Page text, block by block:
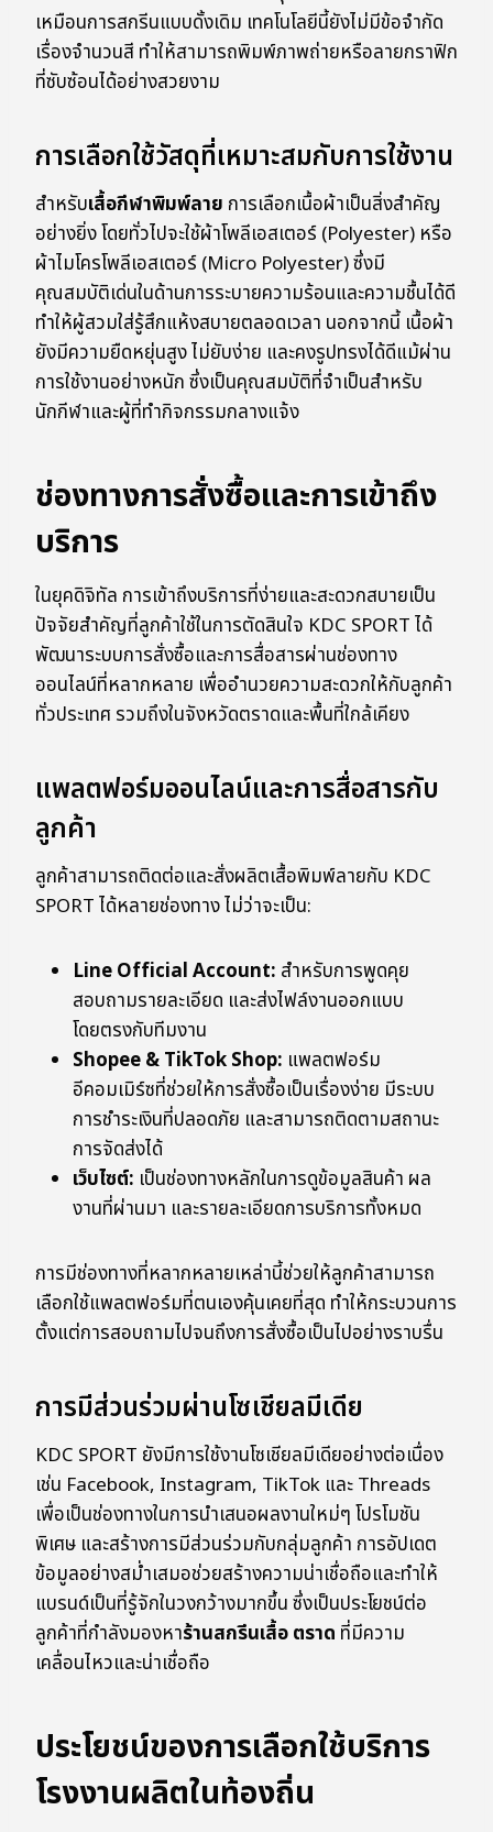
เหมือนการสกรีนแบบดั้งเดิม เทคโนโลยีนี้ยังไม่มีข้อจำกัด
เรื่องจำนวนสี ทำให้สามารถพิมพ์ภาพถ่ายหรือลายกราฟิก
ที่ซับซ้อนได้อย่างสวยงาม
การเลือกใช้วัสดุที่เหมาะสมกับการใช้งาน
สำหรับเสื้อกีฬาพิมพ์ลาย การเลือกเนื้อผ้าเป็นสิ่งสำคัญ
อย่างยิ่ง โดยทั่วไปจะใช้ผ้าโพลีเอสเตอร์ (Polyester) หรือ
ผ้าไมโครโพลีเอสเตอร์ (Micro Polyester) ซึ่งมี
คุณสมบัติเด่นในด้านการระบายความร้อนและความชื้นได้ดี
ทำให้ผู้สวมใส่รู้สึกแห้งสบายตลอดเวลา นอกจากนี้ เนื้อผ้า
ยังมีความยืดหยุ่นสูง ไม่ยับง่าย และคงรูปทรงได้ดีแม้ผ่าน
การใช้งานอย่างหนัก ซึ่งเป็นคุณสมบัติที่จำเป็นสำหรับ
นักกีฬาและผู้ที่ทำกิจกรรมกลางแจ้ง
ช่องทางการสั่งซื้อและการเข้าถึง
บริการ
ในยุคดิจิทัล การเข้าถึงบริการที่ง่ายและสะดวกสบายเป็น
ปัจจัยสำคัญที่ลูกค้าใช้ในการตัดสินใจ KDC SPORT ได้
พัฒนาระบบการสั่งซื้อและการสื่อสารผ่านช่องทาง
ออนไลน์ที่หลากหลาย เพื่ออำนวยความสะดวกให้กับลูกค้า
ทั่วประเทศ รวมถึงในจังหวัดตราดและพื้นที่ใกล้เคียง
แพลตฟอร์มออนไลน์และการสื่อสารกับ
ลูกค้า
ลูกค้าสามารถติดต่อและสั่งผลิตเสื้อพิมพ์ลายกับ KDC
SPORT ได้หลายช่องทาง ไม่ว่าจะเป็น:
Line Official Account: สำหรับการพูดคุย
สอบถามรายละเอียด และส่งไฟล์งานออกแบบ
โดยตรงกับทีมงาน
Shopee & TikTok Shop: แพลตฟอร์ม
อีคอมเมิร์ซที่ช่วยให้การสั่งซื้อเป็นเรื่องง่าย มีระบบ
การชำระเงินที่ปลอดภัย และสามารถติดตามสถานะ
การจัดส่งได้
เว็บไซต์: เป็นช่องทางหลักในการดูข้อมูลสินค้า ผล
งานที่ผ่านมา และรายละเอียดการบริการทั้งหมด
การมีช่องทางที่หลากหลายเหล่านี้ช่วยให้ลูกค้าสามารถ
เลือกใช้แพลตฟอร์มที่ตนเองคุ้นเคยที่สุด ทำให้กระบวนการ
ตั้งแต่การสอบถามไปจนถึงการสั่งซื้อเป็นไปอย่างราบรื่น
การมีส่วนร่วมผ่านโซเชียลมีเดีย
KDC SPORT ยังมีการใช้งานโซเชียลมีเดียอย่างต่อเนื่อง
เช่น Facebook, Instagram, TikTok และ Threads
เพื่อเป็นช่องทางในการนำเสนอผลงานใหม่ๆ โปรโมชัน
พิเศษ และสร้างการมีส่วนร่วมกับกลุ่มลูกค้า การอัปเดต
ข้อมูลอย่างสม่ำเสมอช่วยสร้างความน่าเชื่อถือและทำให้
แบรนด์เป็นที่รู้จักในวงกว้างมากขึ้น ซึ่งเป็นประโยชน์ต่อ
ลูกค้าที่กำลังมองหาร้านสกรีนเสื้อ ตราด ที่มีความ
เคลื่อนไหวและน่าเชื่อถือ
ประโยชน์ของการเลือกใช้บริการ
โรงงานผลิตในท้องถิ่น